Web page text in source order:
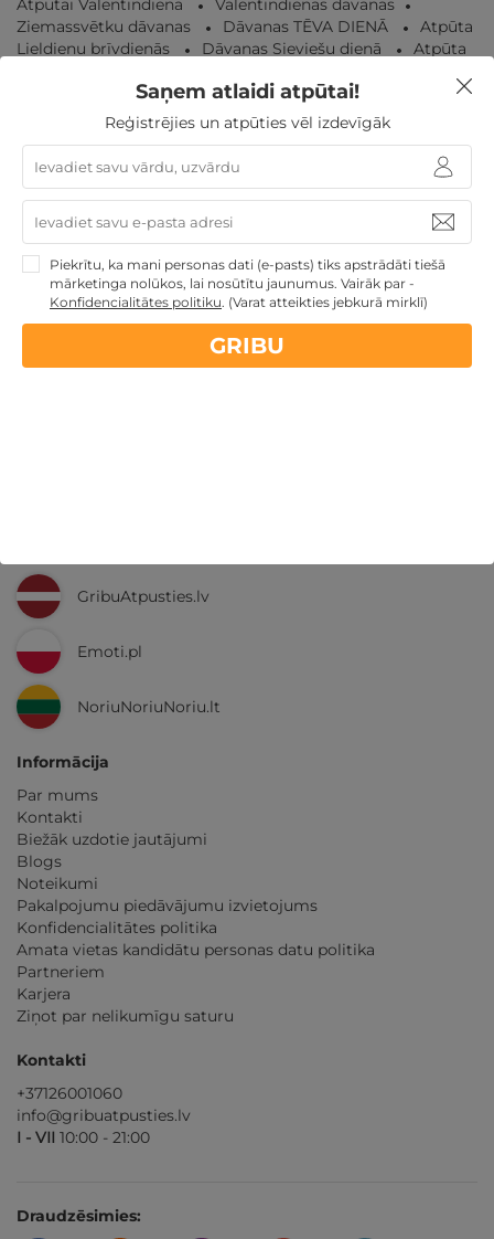
Atpūtai Valentīndienā
Valentīndienas dāvanas
Ziemassvētku dāvanas
Dāvanas TĒVA DIENĀ
Atpūta
Lieldienu brīvdienās
Dāvanas Sieviešu dienā
Atpūta
Dāvanas ģimenei
Dāvanas gardēžiem
Korporatīvās dāvanas
Atpūta valsts svētkos
decembra svētku brīvdienās
Dāvanas līdz 100€
Atpūta diviem
Atpūta Latvijā
Nekādasapkalpošanas un administrācijas maksas
naudas atmaksas garantija
GribuAtpusties.lv
Emoti.pl
NoriuNoriuNoriu.lt
Informācija
Par mums
Kontakti
Biežāk uzdotie jautājumi
Blogs
Noteikumi
Pakalpojumu piedāvājumu izvietojums
Konfidencialitātes politika
Amata vietas kandidātu personas datu politika
Partneriem
Karjera
Ziņot par nelikumīgu saturu
Kontakti
+37126001060
info@gribuatpusties.lv
I - VII 10:00 - 21:00
Draudzēsimies:
Saņem atlaidi atpūtai!
Reģistrējies un atpūties vēl izdevīgāk
Piekrītu, ka mani personas dati (e-pasts) tiks apstrādāti tiešā
mārketinga nolūkos, lai nosūtītu jaunumus. Vairāk par -
Konfidencialitātes politiku. (Varat atteikties jebkurā mirklī)
GRIBU